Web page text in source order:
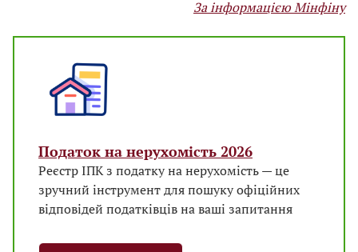
За інформацією Мінфіну
Податок на нерухомість 2026
Реєстр ІПК з податку на нерухомість — це
зручний інструмент для пошуку офіційних
відповідей податківців на ваші запитання